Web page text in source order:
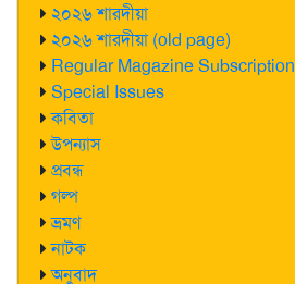
২০২৬ শারদীয়া
২০২৬ শারদীয়া (old page)
Regular Magazine Subscription
Special Issues
কবিতা
উপন্যাস
প্রবন্ধ
গল্প
ভ্রমণ
নাটক
অনুবাদ